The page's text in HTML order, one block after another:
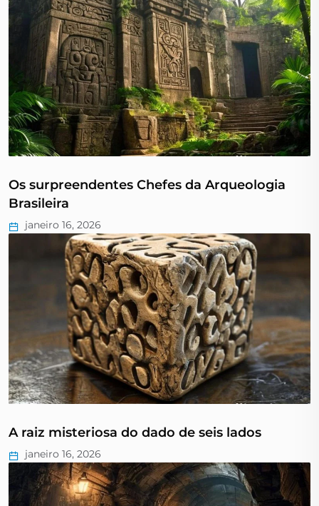
Os surpreendentes Chefes da Arqueologia
Brasileira
janeiro 16, 2026
A raiz misteriosa do dado de seis lados
janeiro 16, 2026